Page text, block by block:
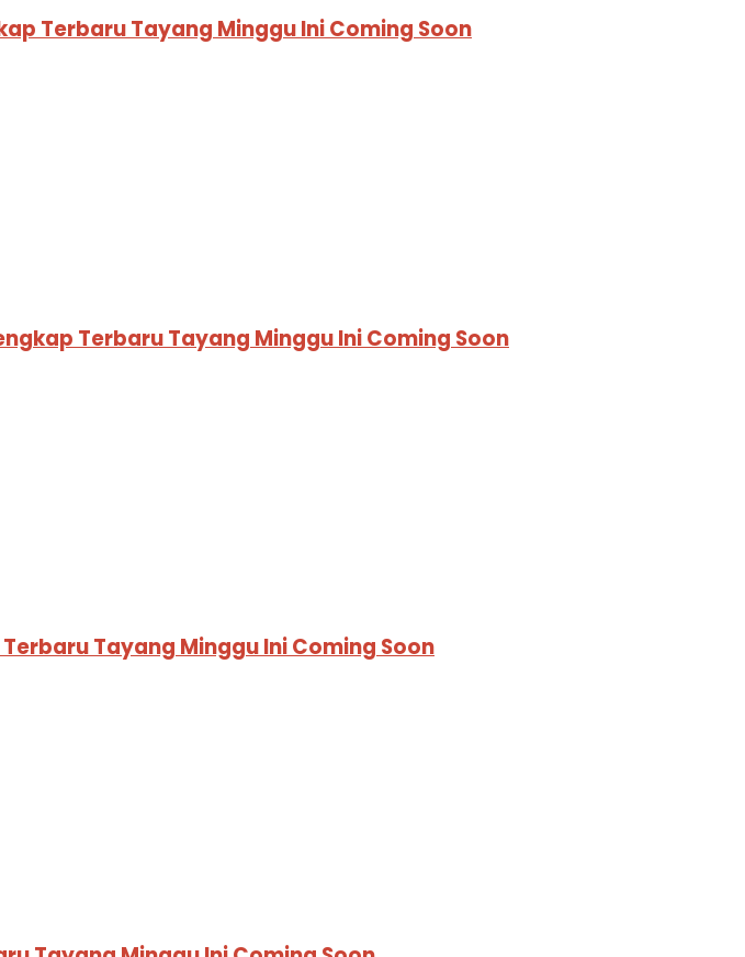
Terbaru Tayang Minggu Ini Coming Soon
Terbaru Tayang Minggu Ini Coming Soon
Tayang Minggu Ini Coming Soon